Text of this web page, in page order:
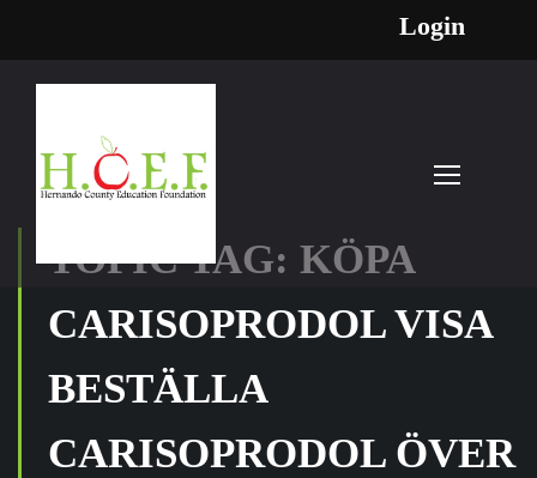
Login
TOPIC TAG: KÖPA
CARISOPRODOL VISA
BESTÄLLA
CARISOPRODOL ÖVER